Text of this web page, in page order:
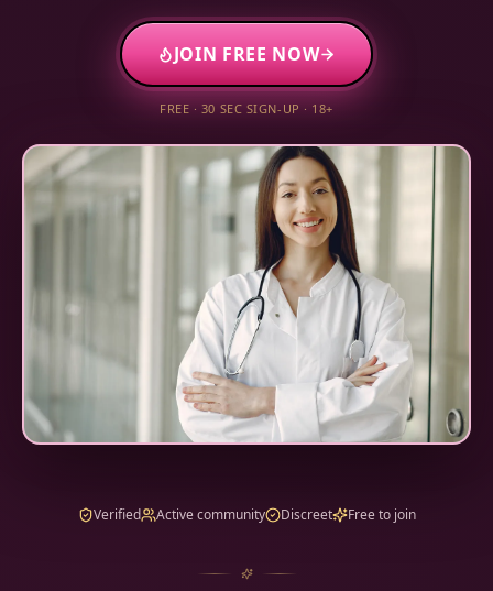
JOIN FREE NOW
FREE · 30 SEC SIGN-UP · 18+
Verified Active community Discreet Free to join